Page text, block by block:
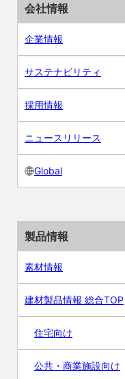
会社情報
企業情報
サステナビリティ
採用情報
ニュースリリース
Global
製品情報
素材情報
建材製品情報 総合TOP
住宅向け
公共・商業施設向け